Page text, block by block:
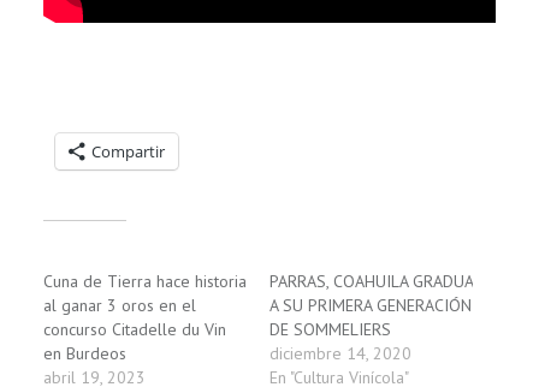
Compartir
Cuna de Tierra hace historia
al ganar 3 oros en el
concurso Citadelle du Vin
en Burdeos
abril 19, 2023
PARRAS, COAHUILA GRADUA
A SU PRIMERA GENERACIÓN
DE SOMMELIERS
diciembre 14, 2020
En "Cultura Vinícola"